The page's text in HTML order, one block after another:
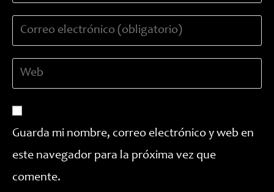
usuario
para
de
para
comentar
(opcional)
Guarda mi nombre, correo electrónico y web en
este navegador para la próxima vez que
comente.